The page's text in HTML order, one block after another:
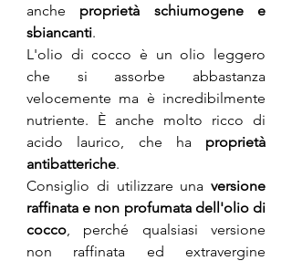
anche proprietà schiumogene e
sbiancanti.
L'olio di cocco è un olio leggero
che si assorbe abbastanza
velocemente ma è incredibilmente
nutriente. È anche molto ricco di
acido laurico, che ha proprietà
antibatteriche.
Consiglio di utilizzare una versione
raffinata e non profumata dell'olio di
cocco , perché qualsiasi versione
non raffinata ed extravergine